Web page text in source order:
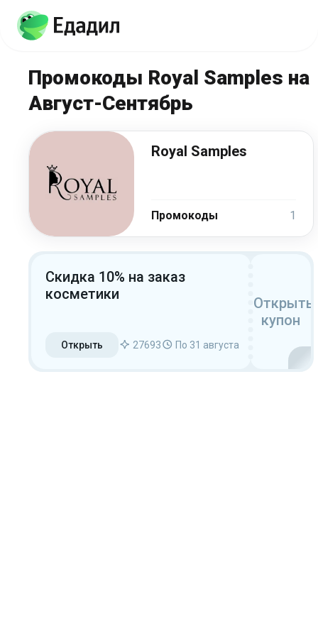
Промокоды Royal Samples на
Август-Сентябрь
Royal Samples
Промокоды 1
Скидка 10% на заказ
косметики
Открыть 27693 По 31 августа
Открыть
купон